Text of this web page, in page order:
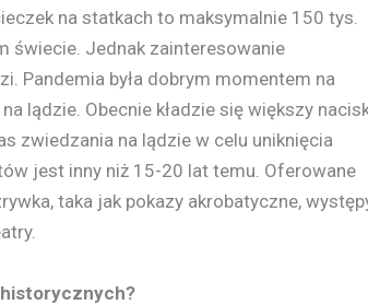
na statkach to maksymalnie 150 tys.
świecie. Jednak zainteresowanie
Pandemia była dobrym momentem na
lądzie. Obecnie kładzie się większy
zwiedzania na lądzie w celu uniknięcia
jest inny niż 15-20 lat temu. Oferowane
taka jak pokazy akrobatyczne,